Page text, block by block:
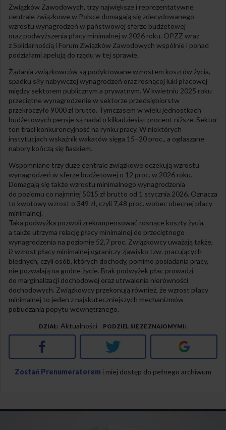
Związków Zawodowych, trzy największe i reprezentatywne
centrale związkowe w Polsce domagają się zdecydowanego
wzrostu wynagrodzeń w państwowej sferze budżetowej
oraz podwyższenia płacy minimalnej w 2026 roku. OPZZ wraz
z Solidarnością i Forum Związków Zawodowych wspólnie i ponad
podziałami apelują do rządu w tej sprawie.
Żądania związkowców są podyktowane wzrostem kosztów życia,
spadku siły nabywczej wynagrodzeń oraz rosnącej luki płacowej
między sektorem publicznym a prywatnym. W kwietniu 2025 roku
przeciętne wynagrodzenie w sektorze przedsiębiorstw
przekroczyło 9000 zł brutto. Tymczasem w wielu jednostkach
budżetowych pensje są nadal o kilkadziesiąt procent niższe. Sektor
ten traci konkurencyjność na rynku pracy. W niektórych
instytucjach wskaźnik wakatów sięga 15–20 proc., a ogłaszane
nabory kończą się fiaskiem.
Wspomniane trzy duże centrale związkowe oczekują wzrostu
wynagrodzeń w sferze budżetowej o 12 proc. w 2026 roku.
Domagają się także wzrostu minimalnego wynagrodzenia
do poziomu co najmniej 5015 zł brutto od 1 stycznia 2026. Oznacza
to kwotowy wzrost o 349 zł, czyli 7,48 proc. wobec obecnej płacy
minimalnej.
Taka podwyżka pozwoli zrekompensować rosnące koszty życia,
a także utrzyma relację płacy minimalnej do przeciętnego
wynagrodzenia na poziomie 52,7 proc. Związkowcy uważają także,
iż wzrost płacy minimalnej ograniczy zjawisko tzw. pracujących
biednych, czyli osób, których dochody, pomimo posiadania pracy,
nie pozwalają na godne życie. Brak podwyżek płac prowadzi
do marginalizacji dochodowej oraz utrwalenia nierówności
dochodowych. Związkowcy przekonują również, że wzrost płacy
minimalnej to jeden z najskuteczniejszych mechanizmów
pobudzania popytu wewnętrznego.
DZIAŁ Aktualności PODZIEL SIĘ ZE ZNAJOMYMI
Facebook Twitter Google+
Zostań Prenumeratorem i miej dostęp do pełnego archiwum